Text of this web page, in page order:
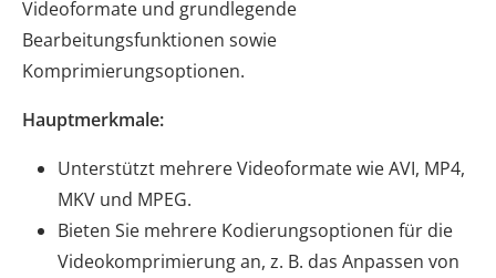
Videoformate und grundlegende
Bearbeitungsfunktionen sowie
Komprimierungsoptionen.
Hauptmerkmale:
Unterstützt mehrere Videoformate wie AVI, MP4,
MKV und MPEG.
Bieten Sie mehrere Kodierungsoptionen für die
Videokomprimierung an, z. B. das Anpassen von